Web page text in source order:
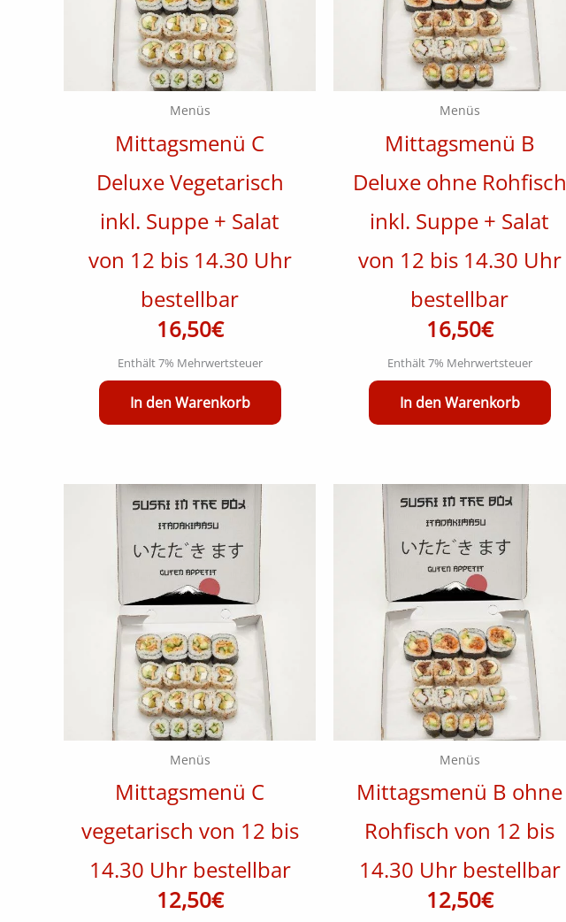
Menüs
Mittagsmenü C
Deluxe Vegetarisch
inkl. Suppe + Salat
von 12 bis 14.30 Uhr
bestellbar
16,50€
Enthält 7% Mehrwertsteuer
In den Warenkorb
Menüs
Mittagsmenü B
Deluxe ohne Rohfisch
inkl. Suppe + Salat
von 12 bis 14.30 Uhr
bestellbar
16,50€
Enthält 7% Mehrwertsteuer
In den Warenkorb
Menüs
Mittagsmenü C
vegetarisch von 12 bis
14.30 Uhr bestellbar
12,50€
Menüs
Mittagsmenü B ohne
Rohfisch von 12 bis
14.30 Uhr bestellbar
12,50€